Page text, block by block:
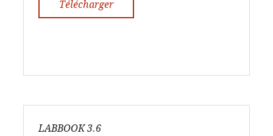
Télécharger
LABBOOK 3.6